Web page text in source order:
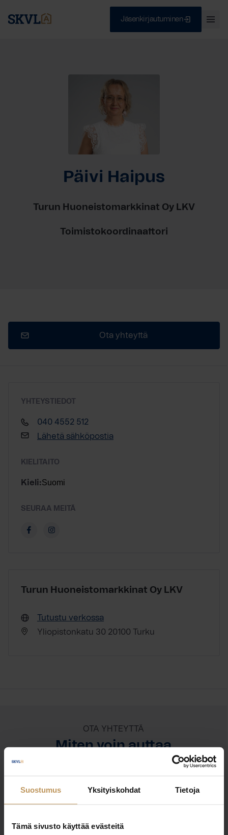
Suostumus Yksityiskohdat Tietoja
Tämä sivusto käyttää evästeitä
Jäsenkirjautuminen
Päivi Haipus
Turun Huoneistomarkkinat Oy LKV
Toimistokoordinaattori
Ota yhteyttä
YHTEYSTIEDOT
040 4552 512
Lähetä sähköpostia
KIELITAITO
Kieli:Suomi
SEURAA MEITÄ
Turun Huoneistomarkkinat Oy LKV
Tutustu verkossa
Yliopistonkatu 30 20100 Turku
OTA YHTEYTTÄ
Miten voin auttaa
Jätä yhteystietosi, niin otan yhteyttä
Päivi Haipus